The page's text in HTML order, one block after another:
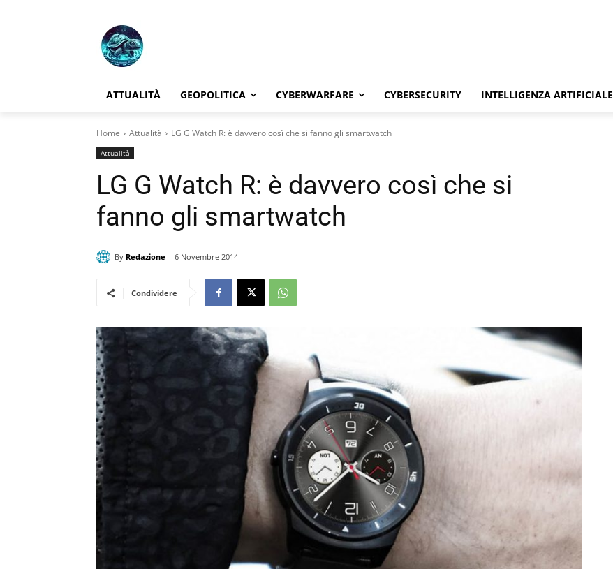
ATTUALITÀ GEOPOLITICA CYBERWARFARE CYBERSECURITY INTELLIGENZA ARTIFICIALE
Home Attualità LG G Watch R: è davvero così che si fanno gli smartwatch
Attualità
LG G Watch R: è davvero così che si
fanno gli smartwatch
By Redazione 6 Novembre 2014
Condividere